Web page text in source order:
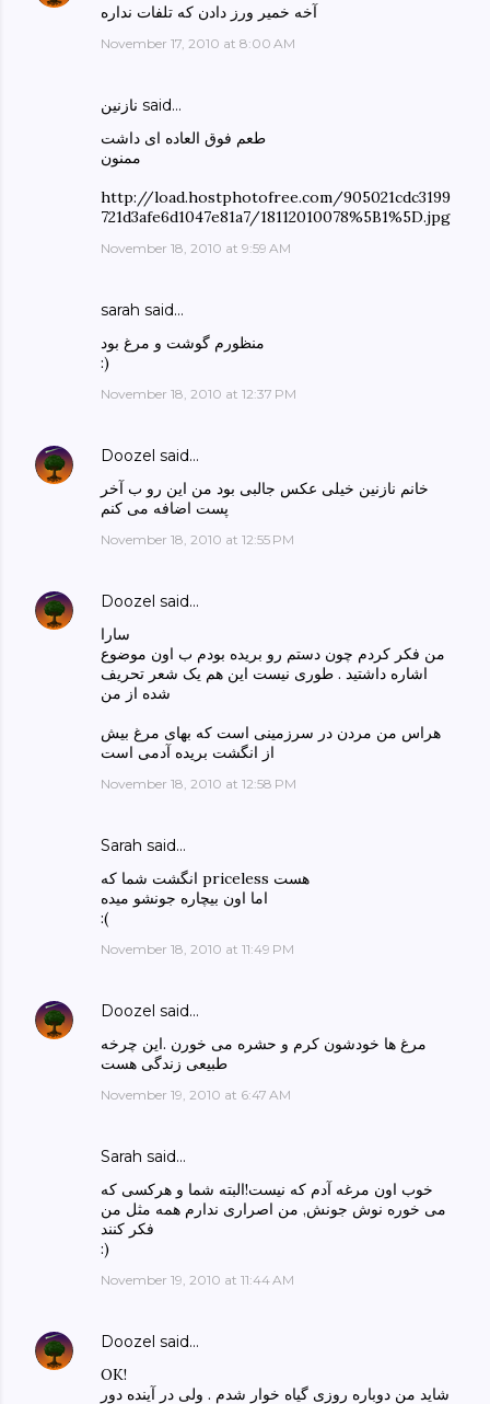
آخه خمیر ورز دادن که تلفات نداره
November 17, 2010 at 8:00 AM
نازنین said…
طعم فوق العاده ای داشت
ممنون
http://load.hostphotofree.com/905021cdc3199
721d3afe6d1047e81a7/18112010078%5B1%5D.jpg
November 18, 2010 at 9:59 AM
sarah said…
منظورم گوشت و مرغ بود
:)
November 18, 2010 at 12:37 PM
Doozel said…
خانم نازنین خیلی عکس جالبی بود من این رو ب آخر
پست اضافه می کنم
November 18, 2010 at 12:55 PM
Doozel said…
سارا
من فکر کردم چون دستم رو بریده بودم ب اون موضوع
اشاره داشتید . طوری نیست این هم یک شعر تحریف
شده از من
هراس من مردن در سرزمینی است که بهای مرغ بیش
از انگشت بریده آدمی است
November 18, 2010 at 12:58 PM
Sarah said…
انگشت شما که priceless هست
اما اون بیچاره جونشو میده
:(
November 18, 2010 at 11:49 PM
Doozel said…
مرغ ها خودشون کرم و حشره می خورن .این چرخه
طبیعی زندگی هست
November 19, 2010 at 6:47 AM
Sarah said…
خوب اون مرغه آدم که نیست!البته شما و هرکسی که
می خوره نوش جونش, من اصراری ندارم همه مثل من
فکر کنند
:)
November 19, 2010 at 11:44 AM
Doozel said…
OK!
شاید من دوباره روزی گیاه خوار شدم . ولی در آینده دور